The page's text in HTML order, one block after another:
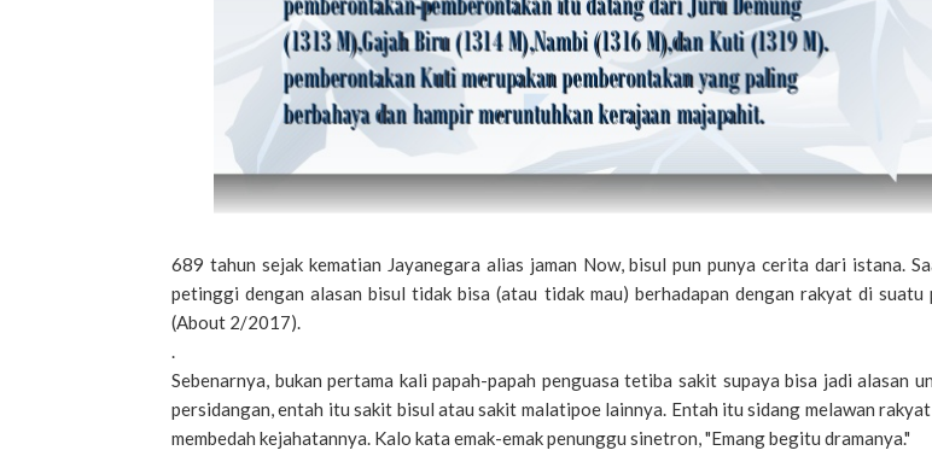
689 tahun sejak kematian Jayanegara alias jaman Now, bisul pun punya cerita dari istana.
petinggi dengan alasan bisul tidak bisa (atau tidak mau) berhadapan dengan rakyat di suatu
(About 2/2017).
Sebenarnya, bukan pertama kali papah-papah penguasa tetiba sakit supaya bisa jadi alasan
persidangan, entah itu sakit bisul atau sakit malatipoe lainnya. Entah itu sidang melawan
membedah kejahatannya. Kalo kata emak-emak penunggu sinetron, "Emang begitu dramanya."